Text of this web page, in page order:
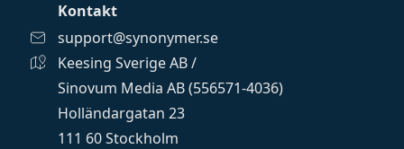
Kontakt
support@synonymer.se
Keesing Sverige AB /
Sinovum Media AB (556571-4036)
Holländargatan 23
111 60 Stockholm